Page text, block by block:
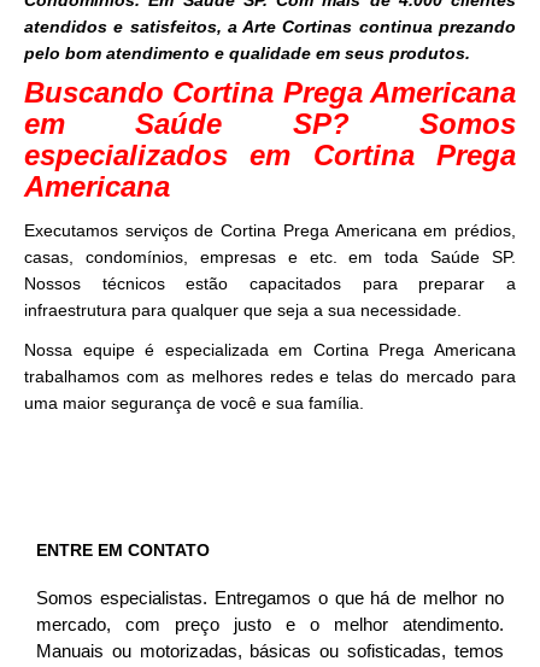
atendidos e satisfeitos, a Arte Cortinas continua prezando
pelo bom atendimento e qualidade em seus produtos.
Buscando Cortina Prega Americana
em Saúde SP? Somos
especializados em Cortina Prega
Americana
Executamos serviços de Cortina Prega Americana em prédios,
casas, condomínios, empresas e etc. em toda Saúde SP.
Nossos técnicos estão capacitados para preparar a
infraestrutura para qualquer que seja a sua necessidade.
Nossa equipe é especializada em Cortina Prega Americana
trabalhamos com as melhores redes e telas do mercado para
uma maior segurança de você e sua família.
ENTRE EM CONTATO
Somos especialistas. Entregamos o que há de melhor no
mercado, com preço justo e o melhor atendimento.
Manuais ou motorizadas, básicas ou sofisticadas, temos